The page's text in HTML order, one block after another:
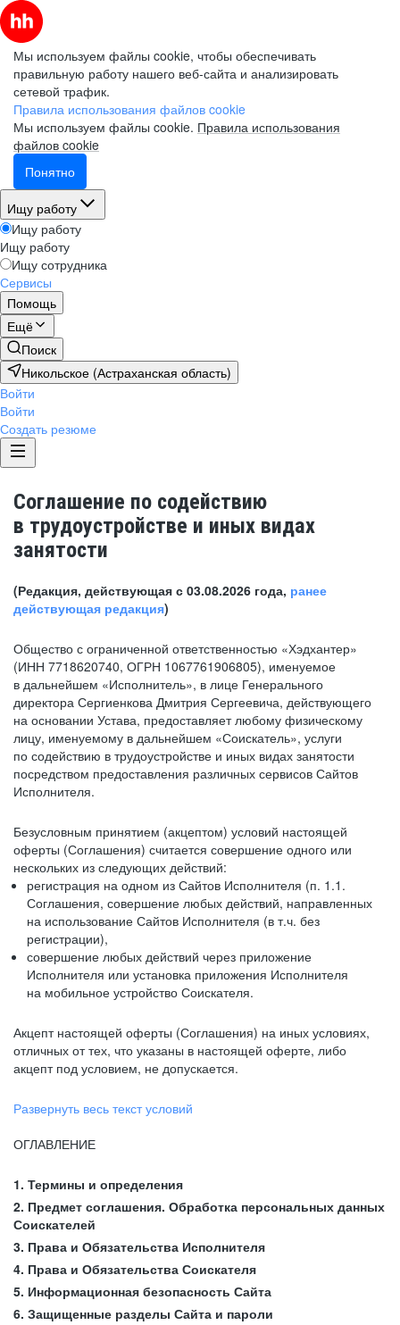
Мы используем файлы cookie, чтобы обеспечивать
правильную работу нашего веб-сайта и анализировать
сетевой трафик.
Правила использования файлов cookie
Мы используем файлы cookie. Правила использования
файлов cookie
Понятно
Ищу работу
Ищу работу
Ищу работу
Ищу сотрудника
Сервисы
Помощь
Ещё
Поиск
Никольское (Астраханская область)
Войти
Войти
Создать резюме
Соглашение по содействию
в трудоустройстве и иных видах
занятости
(Редакция, действующая с 03.08.2026 года, ранее
действующая редакция)
Общество с ограниченной ответственностью «Хэдхантер»
(ИНН 7718620740, ОГРН 1067761906805), именуемое
в дальнейшем «Исполнитель», в лице Генерального
директора Сергиенкова Дмитрия Сергеевича, действующего
на основании Устава, предоставляет любому физическому
лицу, именуемому в дальнейшем «Соискатель», услуги
по содействию в трудоустройстве и иных видах занятости
посредством предоставления различных сервисов Сайтов
Исполнителя.
Безусловным принятием (акцептом) условий настоящей
оферты (Соглашения) считается совершение одного или
нескольких из следующих действий:
регистрация на одном из Сайтов Исполнителя (п. 1.1.
Соглашения, совершение любых действий, направленных
на использование Сайтов Исполнителя (в т.ч. без
регистрации),
совершение любых действий через приложение
Исполнителя или установка приложения Исполнителя
на мобильное устройство Соискателя.
Акцепт настоящей оферты (Соглашения) на иных условиях,
отличных от тех, что указаны в настоящей оферте, либо
акцепт под условием, не допускается.
Развернуть весь текст условий
ОГЛАВЛЕНИЕ
1. Термины и определения
2. Предмет соглашения. Обработка персональных данных
Соискателей
3. Права и Обязательства Исполнителя
4. Права и Обязательства Соискателя
5. Информационная безопасность Сайта
6. Защищенные разделы Сайта и пароли